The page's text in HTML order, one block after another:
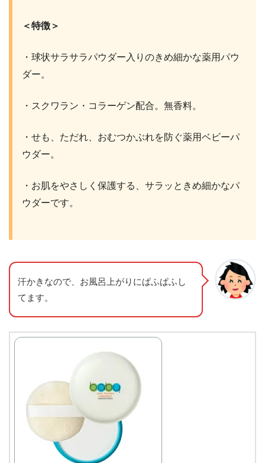
＜特徴＞
・球状サラサラパウダー入りのきめ細かな薬用パウ
ダー。
・スクワラン・コラーゲン配合。無香料。
・せも、ただれ、おむつかぶれを防ぐ薬用ベビーパ
ウダー。
・お肌をやさしく保護する、サラッときめ細かなパ
ウダーです。
汗かきなので、お風呂上がりにぱふぱふし
てます。